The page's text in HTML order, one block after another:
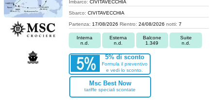
Imbarco: CIVITAVECCHIA
Sbarco: CIVITAVECCHIA
Partenza: 17/08/2026 Rientro: 24/08/2026 notti: 7
Interna
n.d.
Esterna
n.d.
Balcone
1.349
Suite
n.d.
5% di sconto
Formula il preventivo
e vedi lo sconto.
Msc Best Now
tariffe speciali scontate